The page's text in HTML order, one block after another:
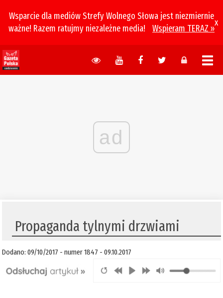
Wsparcie dla mediów Strefy Wolnego Słowa jest niezmiernie
ważne! Razem ratujmy niezależne media!
Wspieram TERAZ »
x
ad
​ Propaganda tylnymi drzwiami
Dodano: 09/10/2017 - numer 1847 - 09.10.2017